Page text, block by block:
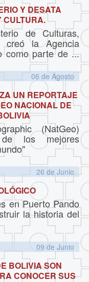
Y DESATA
CULTURA.
de Culturas,
creó la Agencia
como parte de ...
06 deAgosto
UN REPORTAJE
NACIONAL DE
(NatGeo)
los mejores
26 deJunio
en Puerto Pando
la historia del
09 deJunio
BOLIVIA SON
CONOCER SUS